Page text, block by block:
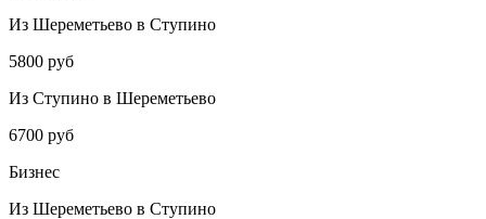
Из Шереметьево в Ступино
5800 руб
Из Ступино в Шереметьево
6700 руб
Бизнес
Из Шереметьево в Ступино